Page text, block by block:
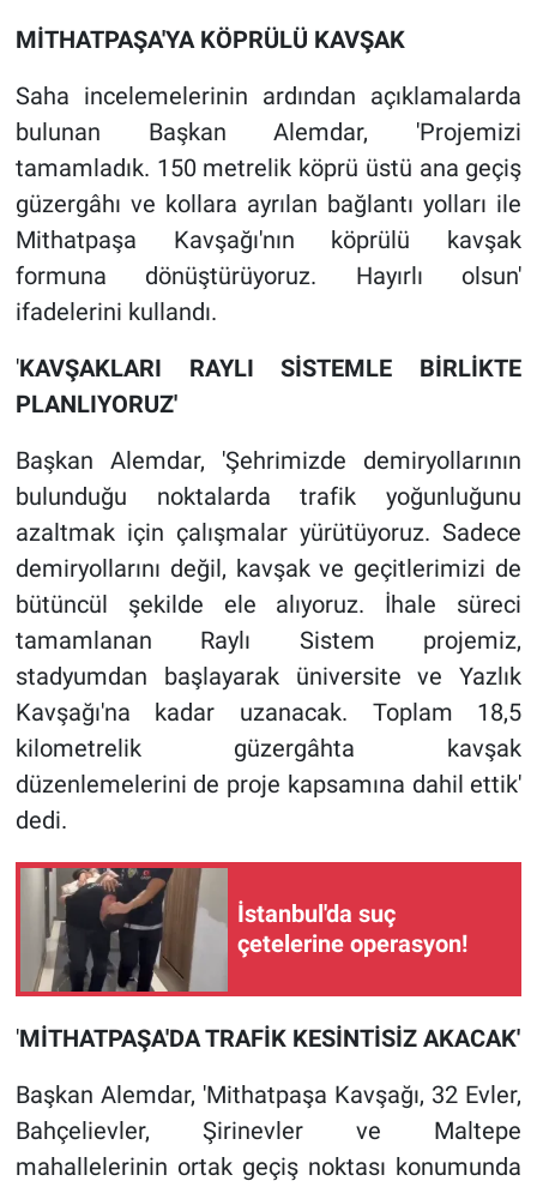
MİTHATPAŞA'YA KÖPRÜLÜ KAVŞAK
Saha incelemelerinin ardından açıklamalarda
bulunan Başkan Alemdar, 'Projemizi
tamamladık. 150 metrelik köprü üstü ana geçiş
güzergâhı ve kollara ayrılan bağlantı yolları ile
Mithatpaşa Kavşağı'nın köprülü kavşak
formuna dönüştürüyoruz. Hayırlı olsun'
ifadelerini kullandı.
'KAVŞAKLARI RAYLI SİSTEMLE BİRLİKTE
PLANLIYORUZ'
Başkan Alemdar, 'Şehrimizde demiryollarının
bulunduğu noktalarda trafik yoğunluğunu
azaltmak için çalışmalar yürütüyoruz. Sadece
demiryollarını değil, kavşak ve geçitlerimizi de
bütüncül şekilde ele alıyoruz. İhale süreci
tamamlanan Raylı Sistem projemiz,
stadyumdan başlayarak üniversite ve Yazlık
Kavşağı'na kadar uzanacak. Toplam 18,5
kilometrelik güzergâhta kavşak
düzenlemelerini de proje kapsamına dahil ettik'
dedi.
İstanbul'da suç
çetelerine operasyon!
'MİTHATPAŞA'DA TRAFİK KESİNTİSİZ AKACAK'
Başkan Alemdar, 'Mithatpaşa Kavşağı, 32 Evler,
Bahçelievler, Şirinevler ve Maltepe
mahallelerinin ortak geçiş noktası konumunda